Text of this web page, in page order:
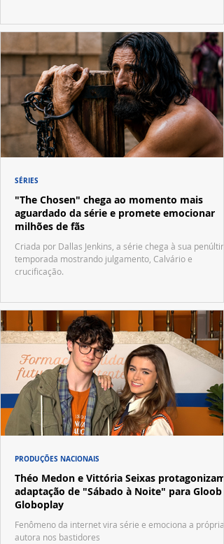
"The Chosen" chega ao momento mais
aguardado da série e promete emocionar
milhões de fãs
Criada por Dallas Jenkins, a série chega à sua
temporada mostrando julgamento, Calvário e
crucificação.
SÉRIES
Théo Medon e Vittória Seixas protagonizam
adaptação de "Sábado à Noite" para Gloob e
Globoplay
Fenômeno da internet vira série e emociona a própria
autora nos bastidores
PRODUÇÕES NACIONAIS